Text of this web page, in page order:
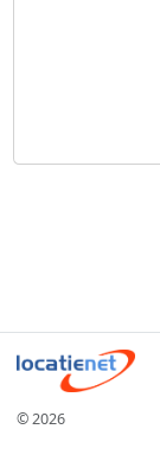
© 2026